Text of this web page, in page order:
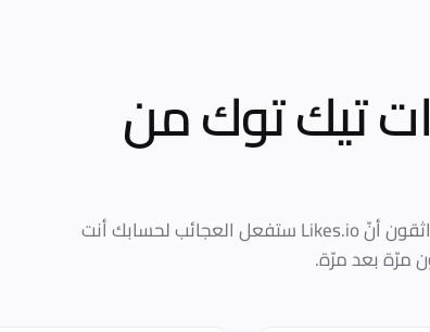
تيك توكمن
ساعدنا عشرات الآلاف من المبدعين على النمو، وواثقون أنّ Likes.io ستفعل العجائب لحسابك أنت
مرّة بعد مرّة.